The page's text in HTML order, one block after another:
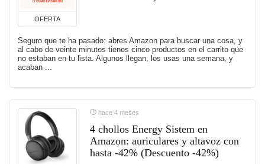
OFERTA
Seguro que te ha pasado: abres Amazon para buscar una cosa, y
al cabo de veinte minutos tienes cinco productos en el carrito que
no estaban en tu lista. Algunos llegan, los usas una semana, y
acaban ...
hace 4 meses
4 chollos Energy Sistem en
Amazon: auriculares y altavoz con
hasta -42% (Descuento -42%)